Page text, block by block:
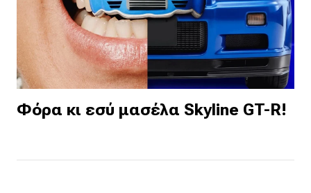
Φόρα κι εσύ μασέλα Skyline GT-R!